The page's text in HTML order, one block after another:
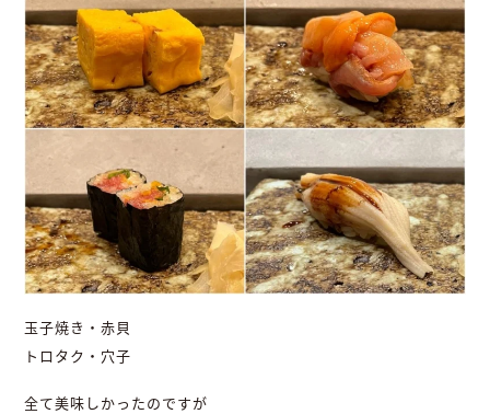
玉子焼き・赤貝
トロタク・穴子
全て美味しかったのですが